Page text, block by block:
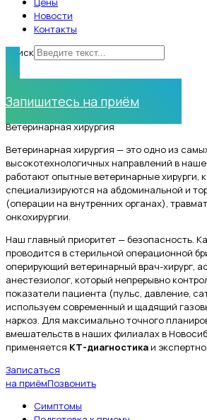
Новости
Контакты
Поиск
Запишитесь на приём
Ветеринарная хирургия
Ветеринарная хирургия — это одно из
высокотехнологичных направлений в
работают опытные ветеринарные хирурги,
специализируются на абдоминальной и
(операции на внутренних органах),
онкохирургии.
Наш главный приоритет — безопасность.
проводится в стерильной операционной
оперирующий ветеринарный врач-хирург,
анестезиолог, который непрерывно
показатели пациента (пульс, давление,
используем современный и щадящий
наркоз. Для максимально точного
вмешательств в наших филиалах в
применяется КТ-диагностикаи
Записаться
на приёмПозвонить
Симптомы